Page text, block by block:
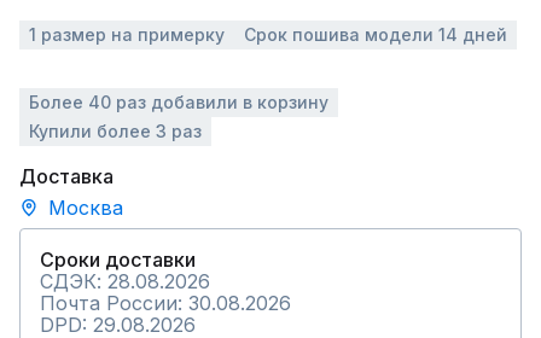
1 размер на примерку Срок пошива модели 14 дней
Более 40 раз добавили в корзину
Купили более 3 раз
Доставка
Москва
Сроки доставки
СДЭК: 28.08.2026
Почта России: 30.08.2026
DPD: 29.08.2026